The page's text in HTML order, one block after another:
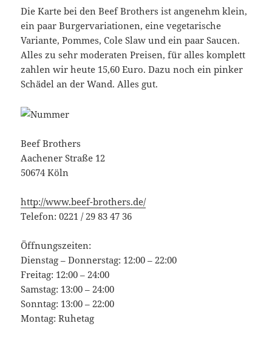
Die Karte bei den Beef Brothers ist angenehm klein,
ein paar Burgervariationen, eine vegetarische
Variante, Pommes, Cole Slaw und ein paar Saucen.
Alles zu sehr moderaten Preisen, für alles komplett
zahlen wir heute 15,60 Euro. Dazu noch ein pinker
Schädel an der Wand. Alles gut.
Beef Brothers
Aachener Straße 12
50674 Köln
http://www.beef-brothers.de/
Telefon: 0221 / 29 83 47 36
Öffnungszeiten:
Dienstag – Donnerstag: 12:00 – 22:00
Freitag: 12:00 – 24:00
Samstag: 13:00 – 24:00
Sonntag: 13:00 – 22:00
Montag: Ruhetag